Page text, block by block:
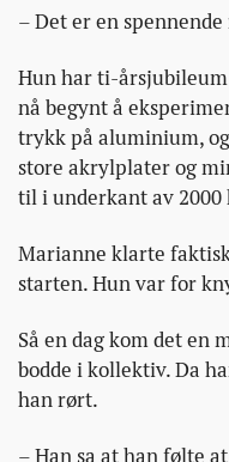
– Det er en
Hun har ti-
nå begynt å
trykk på aluminium,
store akrylplater og
til i underkant av 2000
Marianne klarte
starten. Hun var for
Så en dag kom det en
bodde i kollektiv. Da
han rørt.
– Han sa at han følte